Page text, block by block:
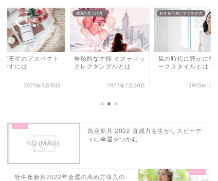
冥王星のアスペクト
かすには
2025年3月30日
適職の見つけ方
神秘的な才能 ミスティッ
クレクタングルとは
2023年2月20日
好きを仕事にする生き方
風の時代に豊かにな
ークスタイルとは？
2020年12
魚座新月 2022 直感力を生かしスピーデ
ィに幸運をつかむ
牡牛座新月2022年金運の高め方収入の